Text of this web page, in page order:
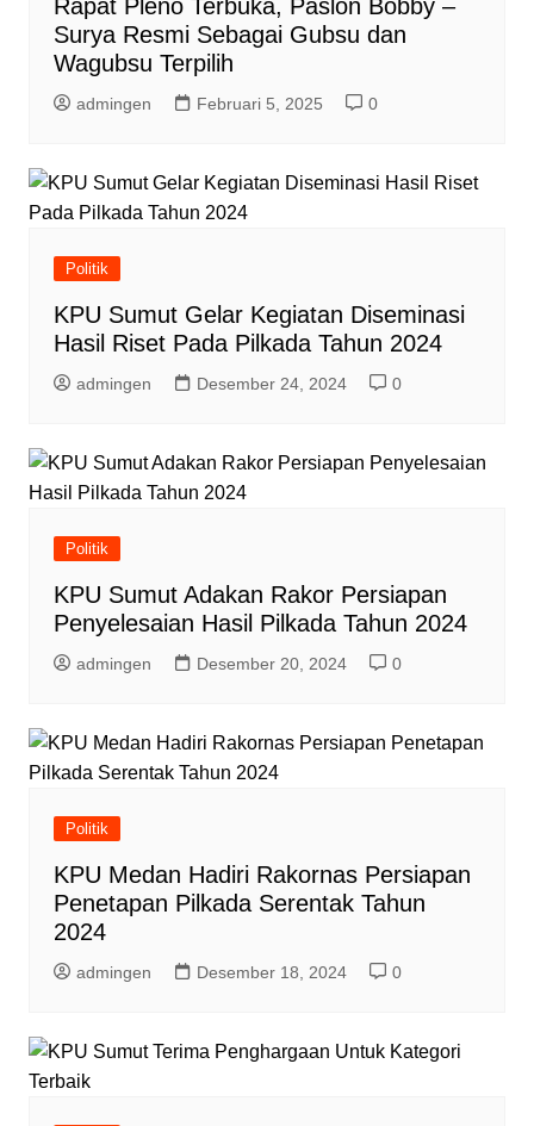
Rapat Pleno Terbuka, Paslon Bobby –
Surya Resmi Sebagai Gubsu dan
Wagubsu Terpilih
admingen Februari 5, 2025 0
Politik
KPU Sumut Gelar Kegiatan Diseminasi
Hasil Riset Pada Pilkada Tahun 2024
admingen Desember 24, 2024 0
Politik
KPU Sumut Adakan Rakor Persiapan
Penyelesaian Hasil Pilkada Tahun 2024
admingen Desember 20, 2024 0
Politik
KPU Medan Hadiri Rakornas Persiapan
Penetapan Pilkada Serentak Tahun
2024
admingen Desember 18, 2024 0